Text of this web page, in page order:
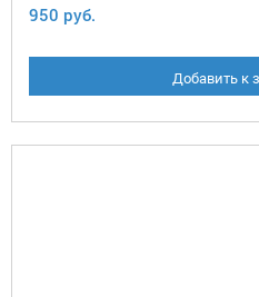
950 руб.
Добавить к